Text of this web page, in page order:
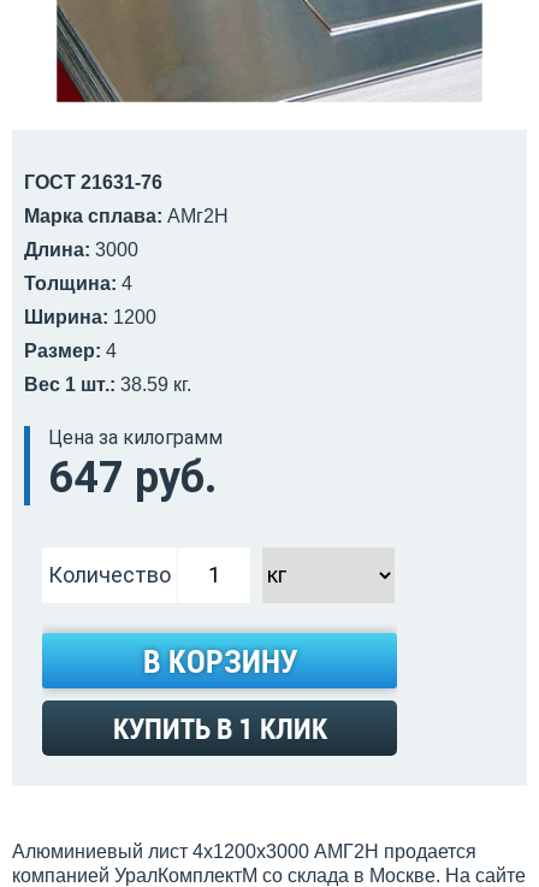
ГОСТ 21631-76
Марка сплава: АМг2Н
Длина: 3000
Толщина: 4
Ширина: 1200
Размер: 4
Вес 1 шт.: 38.59 кг.
Цена за килограмм
647 руб.
Количество
В КОРЗИНУ
КУПИТЬ В 1 КЛИК
Алюминиевый лист 4х1200х3000 АМГ2Н продается
компанией УралКомплектМ со склада в Москве. На сайте